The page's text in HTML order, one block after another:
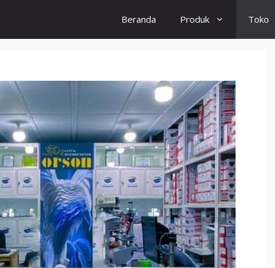
Beranda Produk Toko